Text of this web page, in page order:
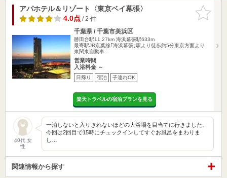
お気に入
りに追加
アパホテル＆リゾート〈東京ベイ幕張〉
4.0点/ 2 件
千葉県 / 千葉市美浜区
勝田台駅11.27km 海浜幕張駅633m
最寄駅JR京葉線｢海浜幕張｣駅より徒歩約5分東京方面より
東関東自動車…
営業時間
入浴料金 ～
日帰り 宿泊 子連れOK
楽天トラベルの宿泊プランを見る
40代 女
性
一泊しないと入りきれないほどの大浴場を目当てに行きました。
今回は2回目で15時にチェックインしてすぐお風呂をまわりま
し…
関連情報から探す